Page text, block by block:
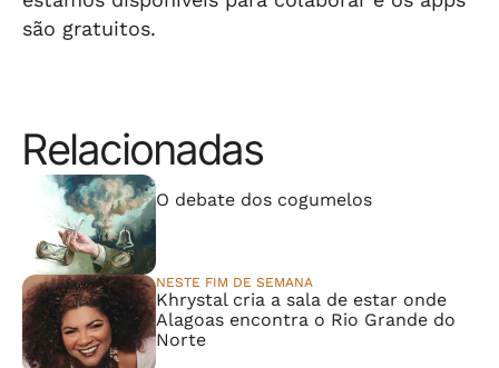
são gratuitos.
Relacionadas
O debate dos cogumelos
NESTE FIM DE SEMANA
Khrystal cria a sala de estar onde
Alagoas encontra o Rio Grande do
Norte